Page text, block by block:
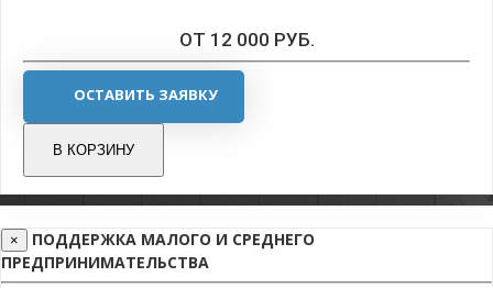
ОТ 12 000 РУБ.
ОСТАВИТЬ ЗАЯВКУ
В КОРЗИНУ
×
ПОДДЕРЖКА МАЛОГО И СРЕДНЕГО
ПРЕДПРИНИМАТЕЛЬСТВА